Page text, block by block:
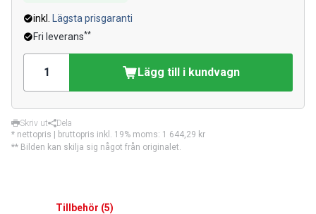
inkl.
Lägsta prisgaranti
Fri leverans**
Lägg till i kundvagn
Skriv ut
Dela
* nettopris | bruttopris inkl. 19% moms: 1 644,29 kr
** Bilden kan skilja sig något från originalet.
Tillbehör (5)